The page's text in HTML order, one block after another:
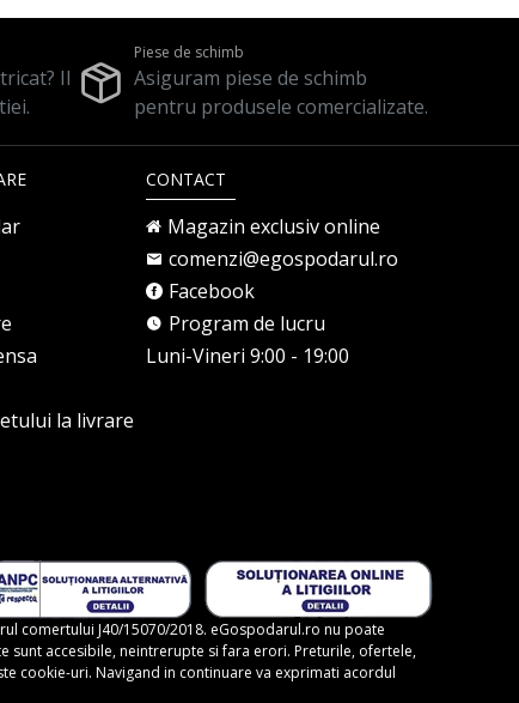
Il
Piese de schimb
Asiguram piese de schimb
pentru produsele comercializate.
la livrare
CONTACT
Magazin exclusiv online
comenzi@egospodarul.ro
Facebook
Program de lucru
Luni-Vineri 9:00 - 19:00
comertului J40/15070/2018. eGospodarul.ro nu poate
sunt accesibile, neintrerupte si fara erori. Preturile, ofertele,
cookie-uri. Navigand in continuare va exprimati acordul